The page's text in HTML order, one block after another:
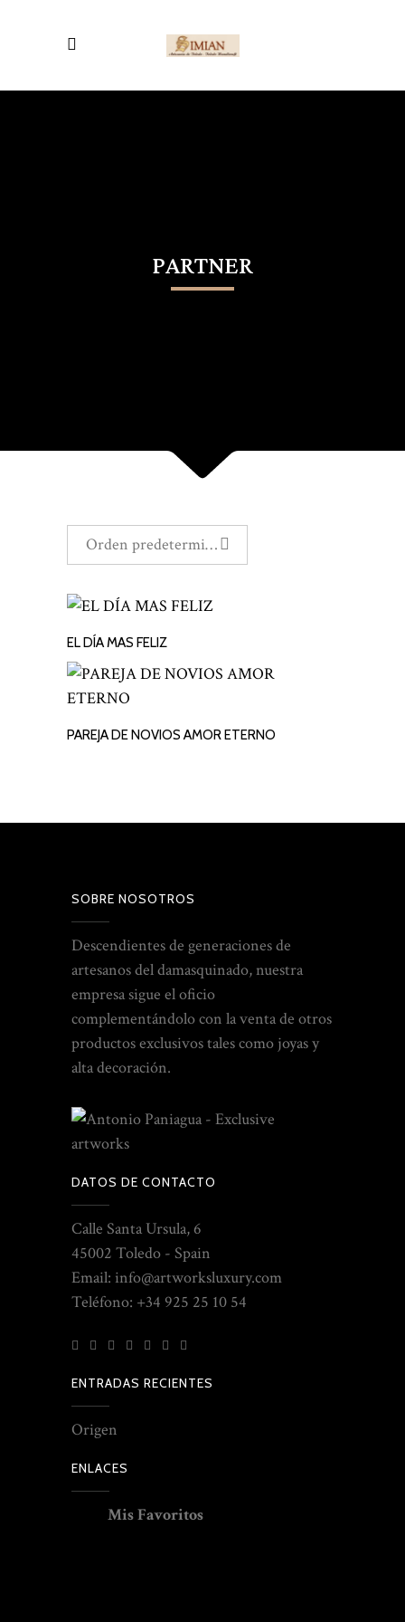
PARTNER
Orden predeterminado
LEER MÁS
EL DÍA MAS FELIZ
LEER MÁS
PAREJA DE NOVIOS AMOR ETERNO
SOBRE NOSOTROS
Descendientes de generaciones de
artesanos del damasquinado, nuestra
empresa sigue el oficio
complementándolo con la venta de otros
productos exclusivos tales como joyas y
alta decoración.
DATOS DE CONTACTO
Calle Santa Ursula, 6
45002 Toledo - Spain
Email: info@artworksluxury.com
Teléfono: +34 925 25 10 54
ENTRADAS RECIENTES
Origen
ENLACES
Mis Favoritos